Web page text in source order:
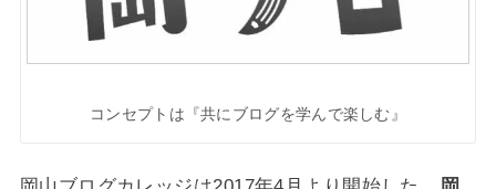
コンセプトは『共にブログを学んで楽しむ』